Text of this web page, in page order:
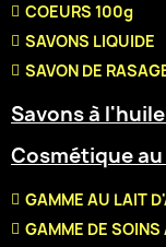
COEURS 100g
SAVONS LIQUIDE
SAVON DE
Savons à
Cosmétique
GAMME AU LAIT
GAMME DE